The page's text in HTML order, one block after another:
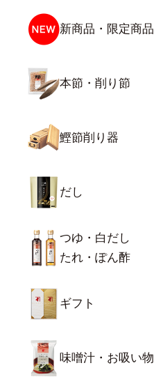
新商品・限定商品
本節・削り節
鰹節削り器
だし
つゆ・白だし
たれ・ぽん酢
ギフト
味噌汁・お吸い物